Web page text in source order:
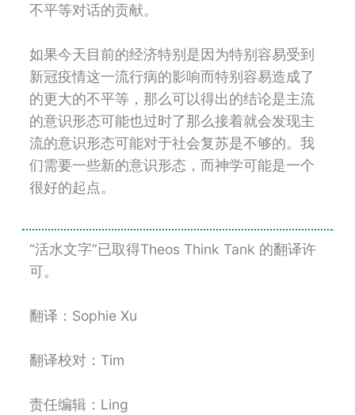
不平等对话的贡献。
如果今天目前的经济特别是因为特别容易受到
新冠疫情这一流行病的影响而特别容易造成了
的更大的不平等，那么可以得出的结论是主流
的意识形态可能也过时了那么接着就会发现主
流的意识形态可能对于社会复苏是不够的。我
们需要一些新的意识形态，而神学可能是一个
很好的起点。
“活水文字”已取得Theos Think Tank 的翻译许
可。
翻译：Sophie Xu
翻译校对：Tim
责任编辑：Ling